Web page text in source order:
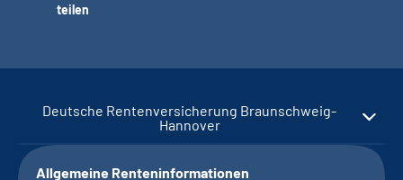
teilen
Deutsche Rentenversicherung Braunschweig-
Hannover
Allgemeine Renteninformationen